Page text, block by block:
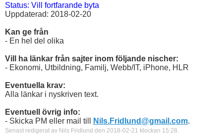
Status: Vill fortfarande byta
Uppdaterad: 2018-02-20
Kan ge från
- En hel del olika
Vill ha länkar från sajter inom följande nischer:
- Ekonomi, Utbildning, Familj, Webb/IT, iPhone, HLR
Eventuella krav:
Alla länkar i nyskriven text.
Eventuell övrig info:
- Skicka PM eller mail till
Nils.Fridlund@gmail.com.
Senast redigerat av Nils Fridlund den 2018-02-21 klockan 15:28.